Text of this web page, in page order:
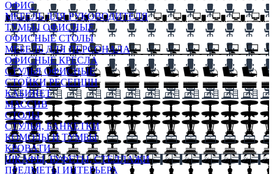
ОФИС
МЕБЕЛЬ ДЛЯ РУКОВОДИТЕЛЯ
ТУМБЫ ОФИСНЫЕ
ОФИСНЫЕ СТОЛЫ
МЕБЕЛЬ ДЛЯ ПЕРСОНАЛА
ОФИСНЫЕ КРЕСЛА
СТУЛЬЯ ОФИСНЫЕ
СТОЙКИ РЕСЕПШН
КАБИНЕТ
МАССИВ
СТОЛЫ
СТУЛЬЯ, БАНКЕТКИ
КОМОДЫ И ТУМБЫ
КРОВАТИ
ШКАФЫ, БУФЕТЫ, СТЕЛЛАЖИ
ПРЕДМЕТЫ ИНТЕРЬЕРА